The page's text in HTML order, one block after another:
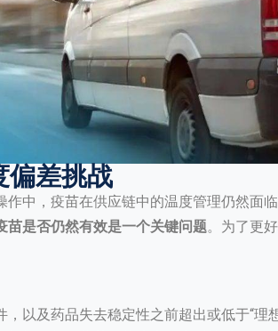
偏差挑战
中，疫苗在供应链中的温度管理仍然面
苗是否仍然有效是一个关键问题。为了更
以及药品失去稳定性之前超出或低于“理